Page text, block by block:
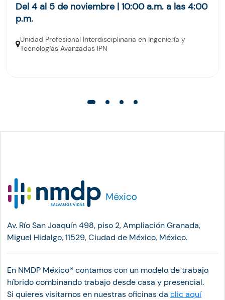
Del 4 al 5 de noviembre | 10:00 a.m. a las 4:00
p.m.
Unidad Profesional Interdisciplinaria en Ingeniería y
Tecnologías Avanzadas IPN
Av. Río San Joaquín 498, piso 2, Ampliación Granada,
Miguel Hidalgo, 11529, Ciudad de México, México.
En NMDP México®︎ contamos con un modelo de trabajo
híbrido combinando trabajo desde casa y presencial.
Si quieres visitarnos en nuestras oficinas da clic aquí